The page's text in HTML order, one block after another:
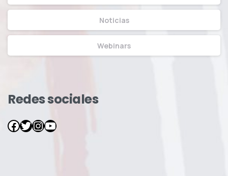
Noticias
Webinars
Redes sociales
Facebook
Twitter
Instagram
YouTube